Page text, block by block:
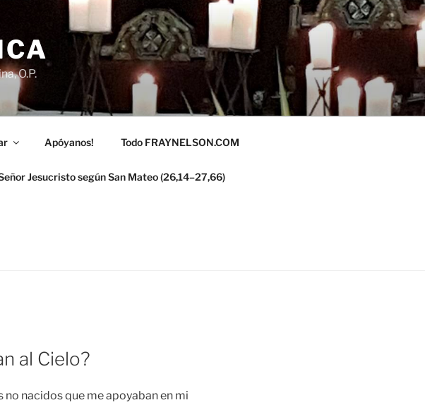
O.P.
Apóyanos! Todo FRAYNELSON.COM
Jesucristo según San Mateo (26,14–27,66)
al Cielo?
no nacidos que me apoyaban en mi